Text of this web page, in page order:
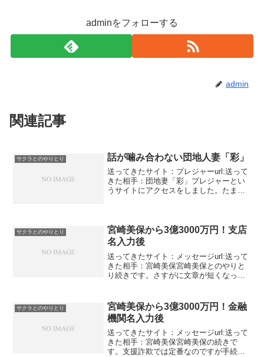
adminをフォローする
admin
関連記事
サクラとのやりとり 話が噛み合わない団地人妻「彩」
送ってきたサイト：プレジャーurl:送って
きた相手：団地妻「彩」プレジャーとい
うサイトにアクセスをしました。たまた
返信してみました。...
サクラとのやりとり
宮崎美保から3億3000万円！支店
名入力後
送ってきたサイト：メッセージurl:送って
きた相手：宮崎美保宮崎美保とのやりと
り続きです。さすがに文章が短くなって
んどくさいですね。システムの関係上ら
しいです...
サクラとのやりとり
宮崎美保から3億3000万円！金融
機関名入力後
送ってきたサイト：メッセージurl:送って
きた相手：宮崎美保宮崎美保の続きで
す。支援詐欺では定番なのですが手続き